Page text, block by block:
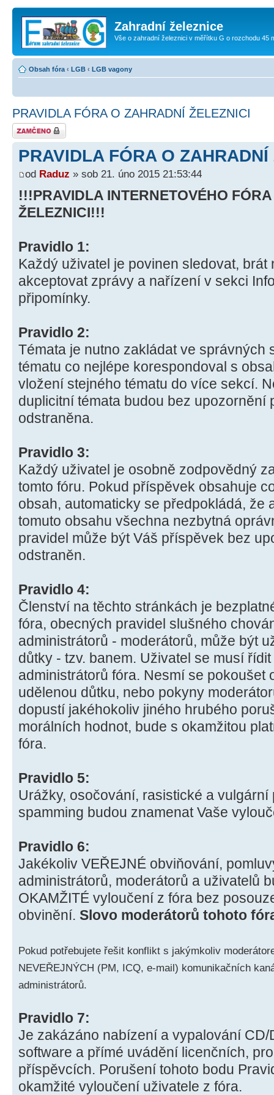
Zahradní železnice
Vše o zahradní železnici v měřítku G o rozchodu 45
Obsah fóra ‹ LGB ‹ LGB vagony
PRAVIDLA FÓRA O ZAHRADNÍ ŽELEZNICI
Téma uzamknuto
PRAVIDLA FÓRA O
od Raduz » sob 21. úno 2015 21:53:44
!!!PRAVIDLA INTERNETOVÉHO
ŽELEZNICI!!!
Pravidlo 1:
Každý uživatel je povinen sledovat, brát
akceptovat zprávy a nařízení v sekci
připomínky.
Pravidlo 2:
Témata je nutno zakládat ve správných
tématu co nejlépe korespondoval s
vložení stejného tématu do více sekcí.
duplicitní témata budou bez upozornění
odstraněna.
Pravidlo 3:
Každý uživatel je osobně zodpovědný
tomto fóru. Pokud příspěvek obsahuje
obsah, automaticky se předpokládá, že
tomuto obsahu všechna nezbytná
pravidel může být Váš příspěvek bez
odstraněn.
Pravidlo 4:
Členství na těchto stránkách je
fóra, obecných pravidel slušného
administrátorů - moderátorů, může být
důtky - tzv. banem. Uživatel se musí
administrátorů fóra. Nesmí se pokoušet
udělenou důtku, nebo pokyny
dopustí jakéhokoliv jiného hrubého
morálních hodnot, bude s okamžitou
fóra.
Pravidlo 5:
Urážky, osočování, rasistické a
spamming budou znamenat Vaše
Pravidlo 6:
Jakékoliv VEŘEJNÉ obviňování,
administrátorů, moderátorů a uživatelů
OKAMŽITÉ vyloučení z fóra bez
obvinění. Slovo moderátorů tohoto
Pokud potřebujete řešit konflikt s jakýmkoliv
NEVEŘEJNÝCH (PM, ICQ, e-mail) komunikačních
administrátorů.
Pravidlo 7:
Je zakázáno nabízení a vypalování
software a přímé uvádění licenčních,
příspěvcích. Porušení tohoto bodu
okamžité vyloučení uživatele z fóra.